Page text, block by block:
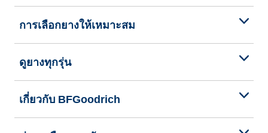
การเลือกยางให้เหมาะสม
ดูยางทุกรุ่น
เกี่ยวกับ BFGoodrich